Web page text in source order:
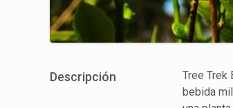
Descripción
Tree Trek
bebida